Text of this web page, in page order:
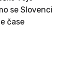
se Slovenci
čase
novic o
govorečimi